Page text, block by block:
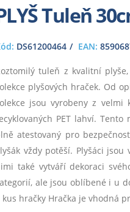
Tuleň
DS61200464 EAN:
tuleň z kvalitní
plyšových hraček. Od
jsou vyrobeny z velmi
PET lahví.
atestovaný pro
vždy potěší. Plyšáci
také vytváří dekoraci
ale jsou oblíbené i u
kus hračky Hračka je vhodná